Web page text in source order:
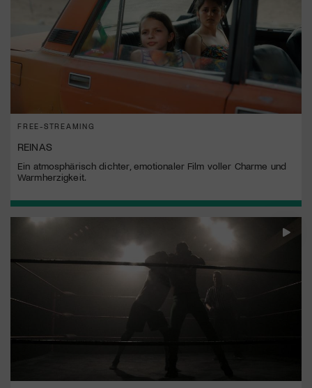
FREE-STREAMING
REINAS
Ein atmosphärisch dichter, emotionaler Film voller Charme und
Warmherzigkeit.